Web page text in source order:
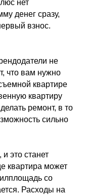
нет
денег сразу,
взнос.
не
что вам нужно
квартире
квартиру
ремонт, в то
сильно
это станет
квартира может
со
Расходы на